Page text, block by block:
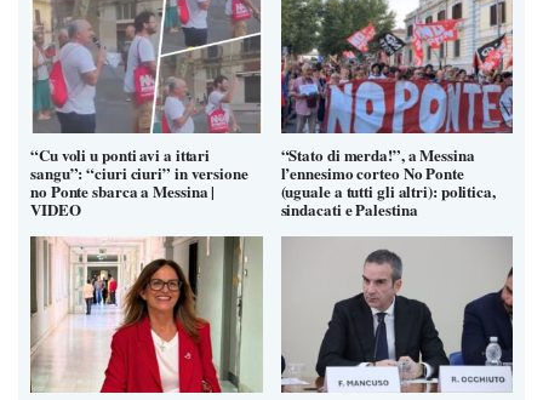
“Cu voli u ponti avi a ittari
sangu”: “ciuri ciuri” in versione
no Ponte sbarca a Messina |
VIDEO
“Stato di merda!”, a Messina
l’ennesimo corteo No Ponte
(uguale a tutti gli altri): politica,
sindacati e Palestina